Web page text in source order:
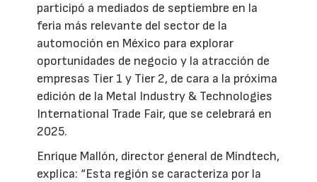
participó a mediados de septiembre en la
feria más relevante del sector de la
automoción en México para explorar
oportunidades de negocio y la atracción de
empresas Tier 1 y Tier 2, de cara a la próxima
edición de la Metal Industry & Technologies
International Trade Fair, que se celebrará en
2025.
Enrique Mallón, director general de Mindtech,
explica: “Esta región se caracteriza por la